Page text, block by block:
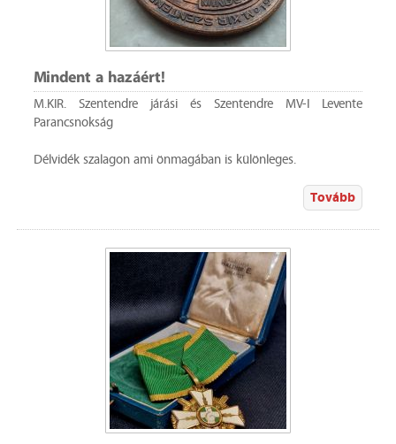
Mindent a hazáért!
M.KIR. Szentendre járási és Szentendre MV-I Levente
Parancsnokság
Délvidék szalagon ami önmagában is különleges.
Tovább